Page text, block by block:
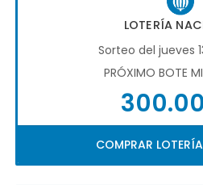
LOTERÍA
Sorteo del jueves
PRÓXIMO BOTE
COMPRAR